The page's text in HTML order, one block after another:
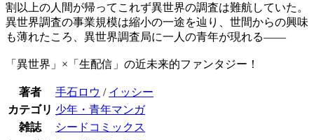
割以上の人間が帰ってこれず異世界の調査は難航していた。
異世界調査の事業規模は縮小の一途を辿り、世間からの興味
も薄れたころ、異世界調査局に一人の青年が現れる――
「異世界」×「生配信」の近未来的ファンタジー！
著者 手石ロウ / イッシー
カテゴリ 少年・青年マンガ
雑誌
シードコミックス